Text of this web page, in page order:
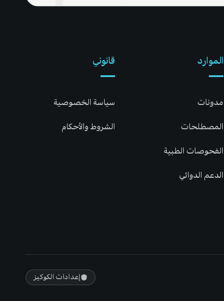
الموارد
مدونات
المصطلحات
الفحوصات الطبية
الدعم الدوائي
قانوني
سياسة الخصوصية
الشروط والأحكام
إعدادات الكوكيز